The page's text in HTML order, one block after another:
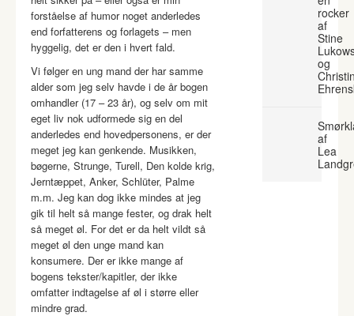
forståelse af humor noget anderledes
end forfatterens og forlagets – men
hyggelig, det er den i hvert fald.
Vi følger en ung mand der har samme
alder som jeg selv havde i de år bogen
omhandler (17 – 23 år), og selv om mit
eget liv nok udformede sig en del
anderledes end hovedpersonens, er der
meget jeg kan genkende. Musikken,
bøgerne, Strunge, Turell, Den kolde krig,
Jerntæppet, Anker, Schlüter, Palme
m.m. Jeg kan dog ikke mindes at jeg
gik til helt så mange fester, og drak helt
så meget øl. For det er da helt vildt så
meget øl den unge mand kan
konsumere. Der er ikke mange af
bogens tekster/kapitler, der ikke
omfatter indtagelse af øl i større eller
mindre grad.
rocker
af
Stine
og
af
Lea